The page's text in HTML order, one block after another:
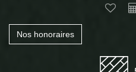
Nos honoraires